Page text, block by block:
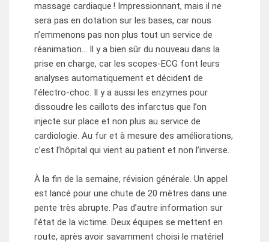
massage cardiaque ! Impressionnant, mais il ne
sera pas en dotation sur les bases, car nous
n’emmenons pas non plus tout un service de
réanimation… Il y a bien sûr du nouveau dans la
prise en charge, car les scopes-ECG font leurs
analyses automatiquement et décident de
l’électro-choc. Il y a aussi les enzymes pour
dissoudre les caillots des infarctus que l’on
injecte sur place et non plus au service de
cardiologie. Au fur et à mesure des améliorations,
c’est l’hôpital qui vient au patient et non l’inverse.
À la fin de la semaine, révision générale. Un appel
est lancé pour une chute de 20 mètres dans une
pente très abrupte. Pas d’autre information sur
l’état de la victime. Deux équipes se mettent en
route, après avoir savamment choisi le matériel